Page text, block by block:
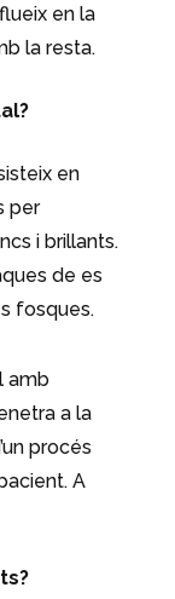
en la
la resta.
en
per
i brillants.
de es
fosques.
amb
a la
procés
A